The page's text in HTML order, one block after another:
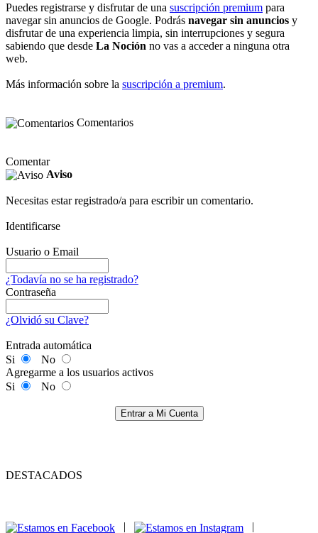
Puedes registrarse y disfrutar de una suscripción premium para
navegar sin anuncios de Google. Podrás navegar sin anuncios y
disfrutar de una experiencia limpia, sin interrupciones y segura
sabiendo que desde La Noción no vas a acceder a ninguna otra
web.
Más información sobre la suscripción a premium.
Comentarios
Comentar
Aviso
Necesitas estar registrado/a para escribir un comentario.
Identificarse
Usuario o Email
¿Todavía no se ha registrado?
Contraseña
¿Olvidó su Clave?
Entrada automática
Si
No
Agregarme a los usuarios activos
Si
No
Entrar a Mi Cuenta
DESTACADOS